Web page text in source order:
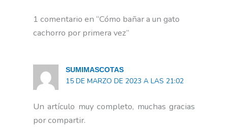
1 comentario en “Cómo bañar a un gato
cachorro por primera vez”
SUMIMASCOTAS
15 DE MARZO DE 2023 A LAS 21:02
Un artículo muy completo, muchas gracias
por compartir.